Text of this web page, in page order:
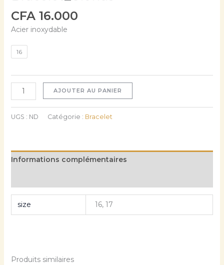
CFA16.000
Acier inoxydable
16
AJOUTER AU PANIER
UGS : ND Catégorie : Bracelet
Informations complémentaires
size 16, 17
Produits similaires